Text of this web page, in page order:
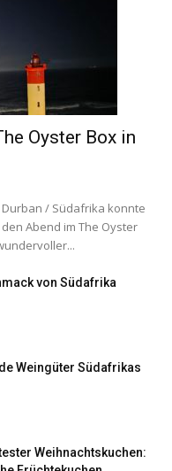
Oyster Box in
Durban / Südafrika konnte
Abend im The Oyster
von Südafrika
Weingüter Südafrikas
Weihnachtskuchen: